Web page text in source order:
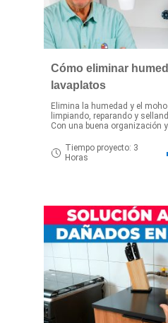
Cómo eliminar
lavaplatos
Elimina la humedad y el moho
limpiando, reparando y
Con una buena organización y
Tiempo proyecto: 3
Horas